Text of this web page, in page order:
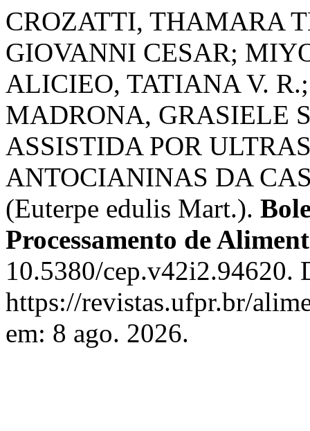
CROZATTI, THAMARA
GIOVANNI CESAR;
ALICIEO, TATIANA V.
MADRONA, GRASIELE
ASSISTIDA POR
ANTOCIANINAS DA
(Euterpe edulis Mart.).
Processamento de
10.5380/cep.v42i2.94620.
https://revistas.ufpr.br/
em: 8 ago. 2026.